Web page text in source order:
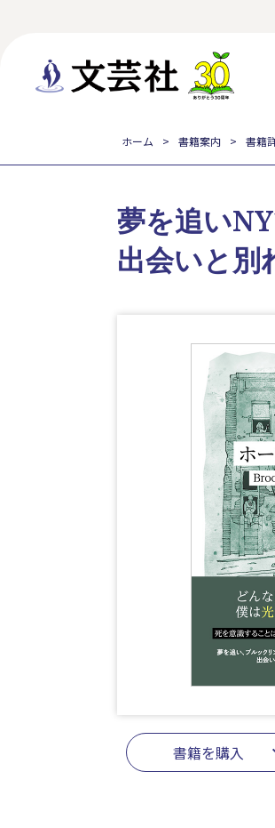
ホーム 書籍案内 書籍
書籍を購入
夢を追い
出会いと別